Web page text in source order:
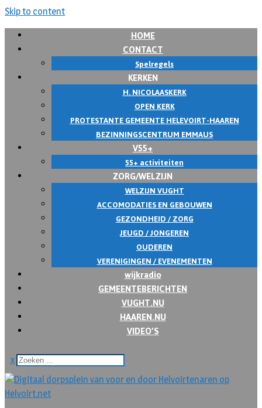
Skip to content
HOME
CONTACT
Spelregels
KERKEN
H. NICOLAASKERK
OPEN KERK
PROTESTANTE GEMEENTE HELEVOIRT-HAAREN
BEZINNINGSCENTRUM EMMAUS
V55+
55+ activiteiten
ZORG/WELZIJN
WELZIJN VUGHT
ACCOMODATIES EN GEBOUWEN
GEZONDHEID / ZORG
JEUGD / JONGEREN
OUDEREN
VERENIGINGEN / EVENEMENTEN
wijkradio
GEMEENTEBERICHTEN
VUGHT.NU
HAAREN.NU
VIDEO’S
x